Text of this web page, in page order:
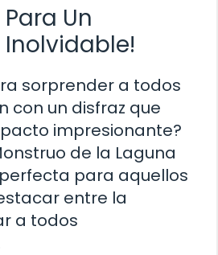
Un
sorprender a todos
con un disfraz que
impresionante?
de la Laguna
para aquellos
entre la
a todos